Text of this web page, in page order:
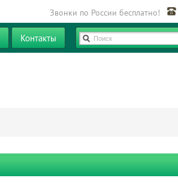
Звонки по России бесплатно!
Контакты Поиск